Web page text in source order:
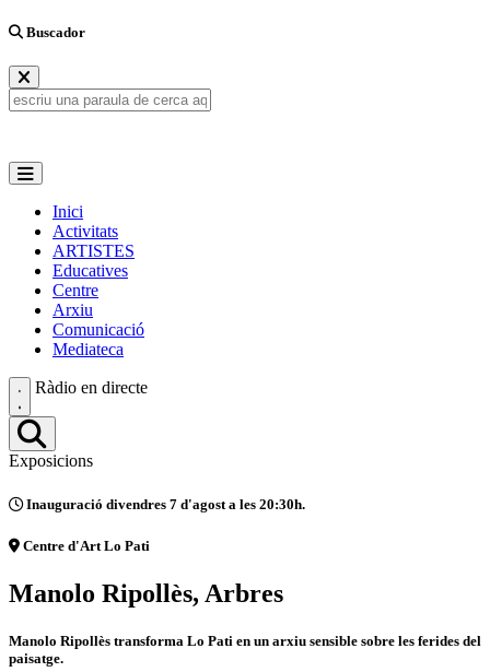
Buscador
Inici
Activitats
ARTISTES
Educatives
Centre
Arxiu
Comunicació
Mediateca
Ràdio en directe
Exposicions
Inauguració divendres 7 d'agost a les 20:30h.
Centre d'Art Lo Pati
Manolo Ripollès, Arbres
Manolo Ripollès transforma Lo Pati en un arxiu sensible sobre les ferides del
paisatge.